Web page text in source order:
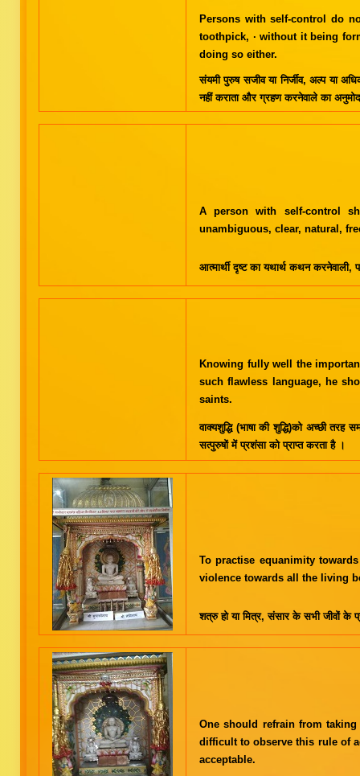
Persons with self-control do
toothpick, · without it being
doing so either.
संयमी पुरुष सजीव या निर्जीव, अल्प या
नहीं कराता और ग्रहण करनेवाले का
A person with self-control
unambiguous, clear, natural,
आत्मार्थी दृष्ट का यथार्थ कथन करनेवाली,
Knowing fully well the
such flawless language, he
saints.
वाक्यशुद्धि (भाषा की शुद्धि)को अच्छी
सत्पुरुषों में प्रशंसा को प्राप्त करता है ।
To practise equanimity
violence towards all the living
शत्रु हो या मित्र, संसार के सभी जीवों के
One should refrain from
difficult to observe this rule of
acceptable.